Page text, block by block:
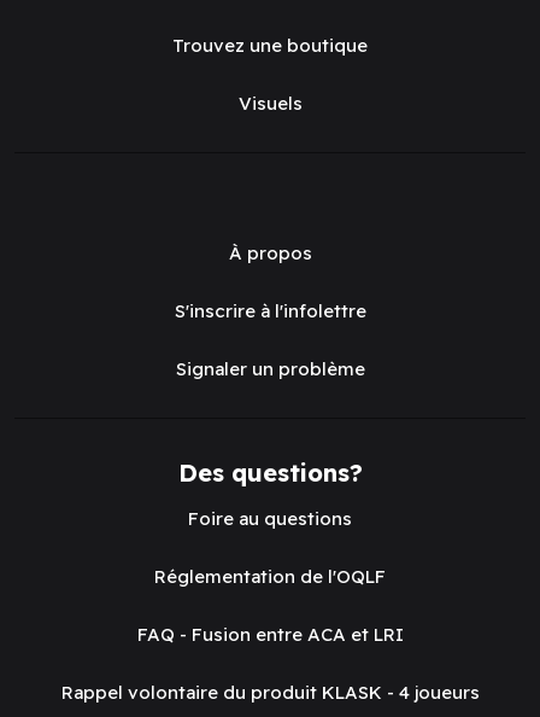
Trouvez une boutique
Visuels
À propos
S'inscrire à l'infolettre
Signaler un problème
Des questions?
Foire au questions
Réglementation de l'OQLF
FAQ - Fusion entre ACA et LRI
Rappel volontaire du produit KLASK - 4 joueurs